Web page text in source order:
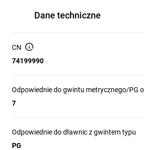
Dane techniczne
CN
74199990
Odpowiednie do gwintu metrycznego/PG
7
Odpowiednie do dławnic z gwintem typu
PG